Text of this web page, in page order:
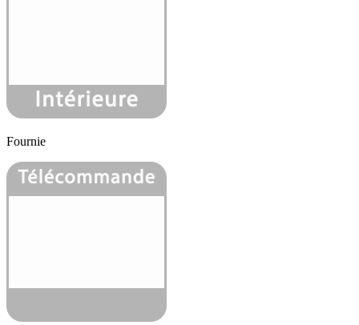
Fournie